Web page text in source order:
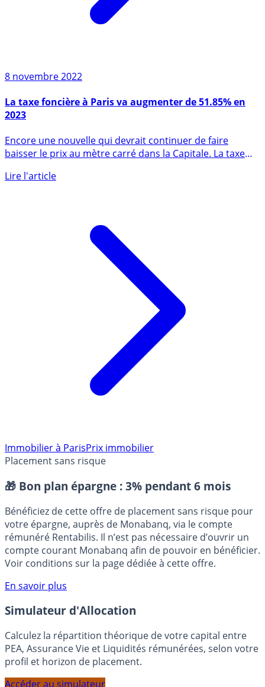
La taxe foncière à Paris va augmenter de 51.85% en
Encore une nouvelle qui devrait continuer de faire
baisser le prix au mètre carré dans la Capitale. La taxe
foncière (...)
Immobilier à ParisPrix immobilier
Placement sans risque
🎁 Bon plan épargne : 3% pendant 6 mois
Bénéficiez de cette offre de placement sans risque pour
votre épargne, auprès de Monabanq, via le compte
rémunéré Rentabilis. Il n’est pas nécessaire d’ouvrir un
compte courant Monabanq afin de pouvoir en bénéficier.
Voir conditions sur la page dédiée à cette offre.
En savoir plus
Simulateur d'Allocation
Calculez la répartition théorique de votre capital entre
PEA, Assurance Vie et Liquidités rémunérées, selon votre
profil et horizon de placement.